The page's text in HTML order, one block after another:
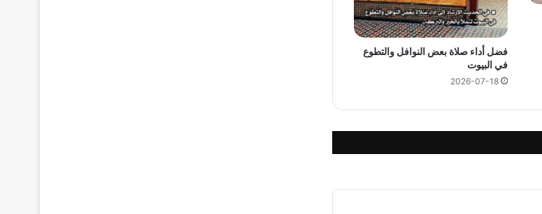
فضل أداء صلاة بعض النوافل والتطوع
في البيوت
2026-07-18